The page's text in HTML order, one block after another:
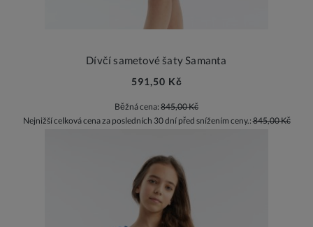
Dívčí sametové šaty Samanta
591,50 Kč
Běžná cena: 845,00 Kč
Nejnižší celková cena za posledních 30 dní před snížením ceny.:845,00 Kč